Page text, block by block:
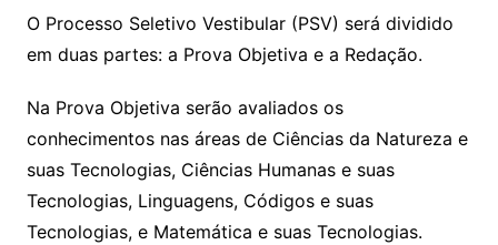
O Processo Seletivo Vestibular (PSV) será dividido
em duas partes: a Prova Objetiva e a Redação.
Na Prova Objetiva serão avaliados os
conhecimentos nas áreas de Ciências da Natureza e
suas Tecnologias, Ciências Humanas e suas
Tecnologias, Linguagens, Códigos e suas
Tecnologias, e Matemática e suas Tecnologias.